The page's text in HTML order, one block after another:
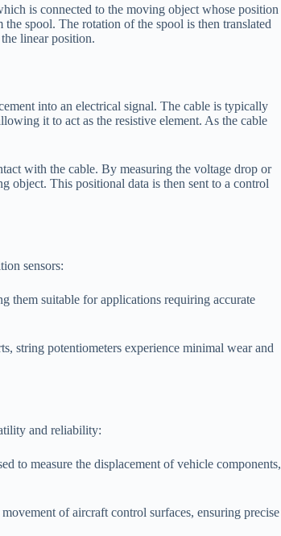
is connected to the moving object whose position
spool. The rotation of the spool is then translated
linear position.
into an electrical signal. The cable is typically
it to act as the resistive element. As the cable
with the cable. By measuring the voltage drop or
object. This positional data is then sent to a control
sensors:
them suitable for applications requiring accurate
string potentiometers experience minimal wear and
and reliability:
to measure the displacement of vehicle components,
of aircraft control surfaces, ensuring precise